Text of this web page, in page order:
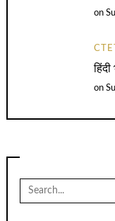
on
CTET
on
Search
for: